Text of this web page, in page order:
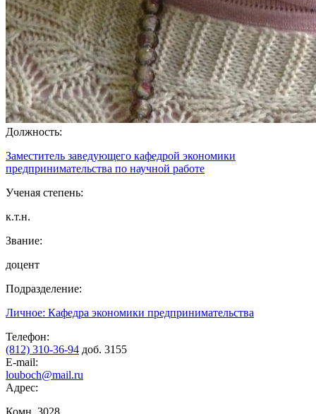
Должность:
Заместитель заведующего кафедрой экономики
предпринимательства по научной работе
Ученая степень:
к.т.н.
Звание:
доцент
Подразделение:
Личное: Кафедра экономики предпринимательства
Телефон:
(812) 310-36-94 доб. 3155
E-mail:
louboch@mail.ru
Адрес:
Комн. 3028